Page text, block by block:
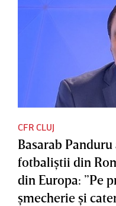
CFR CLUJ
Basarab
fotbaliştii din
din Europa: ”Pe
şmecherie şi